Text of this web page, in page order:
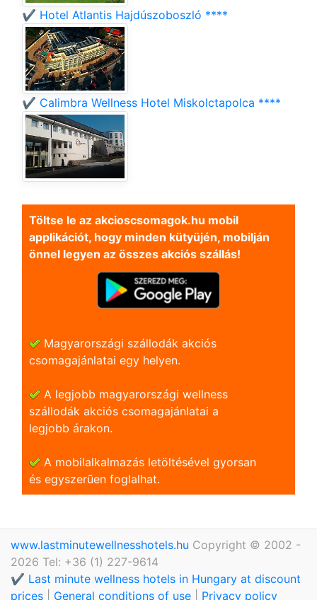
✔️ Hotel Atlantis Hajdúszoboszló ****
✔️ Calimbra Wellness Hotel Miskolctapolca ****
Töltse le az akcioscsomagok.hu mobil
applikációt, hogy minden kütyüjén, mobilján
önnel legyen az összes akciós szállás!
Magyarországi szállodák akciós
csomagajánlatai egy helyen.
A legjobb magyarországi wellness
szállodák akciós csomagajánlatai a
legjobb árakon.
A mobilalkalmazás letöltésével gyorsan
és egyszerũen foglalhat.
www.lastminutewellnesshotels.hu Copyright © 2002 -
2026 Tel: +36 (1) 227-9614
✔️ Last minute wellness hotels in Hungary at discount
prices
General conditions of use Privacy policy